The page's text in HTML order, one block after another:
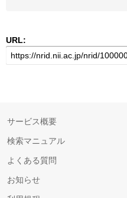
URL:
サービス概要
検索マニュアル
よくある質問
お知らせ